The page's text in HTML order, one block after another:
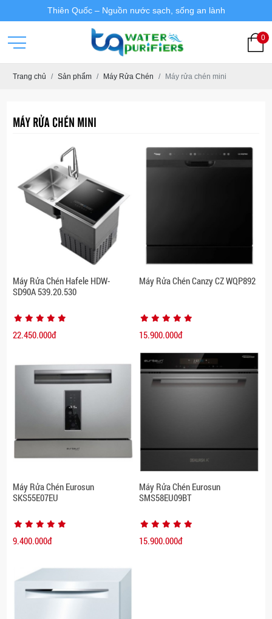
Thiên Quốc – Nguồn nước sạch, sống an lành
0
Trang chủ Sản phẩm Máy Rửa Chén Máy rửa chén mini
MÁY RỬA CHÉN MINI
Máy Rửa Chén Hafele HDW-
SD90A 539.20.530
22.450.000đ
Máy Rửa Chén Canzy CZ WQP892
15.900.000đ
Máy Rửa Chén Eurosun
SKS55E07EU
9.400.000đ
Máy Rửa Chén Eurosun
SMS58EU09BT
15.900.000đ